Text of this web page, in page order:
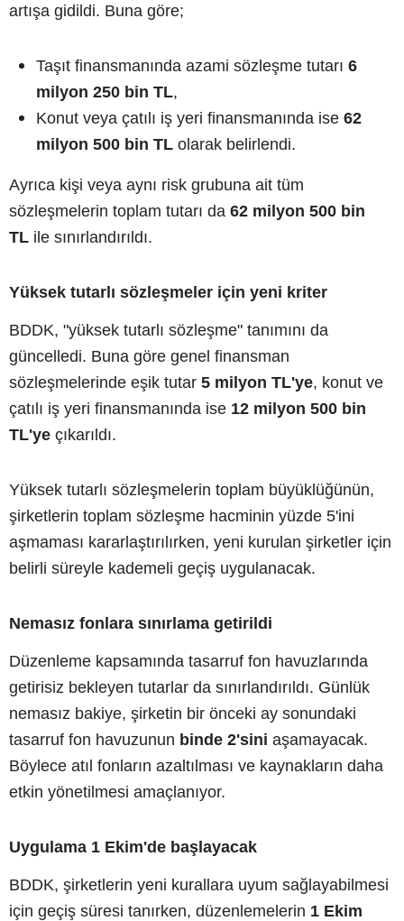
artışa gidildi. Buna göre;
Taşıt finansmanında azami sözleşme tutarı 6
milyon 250 bin TL,
Konut veya çatılı iş yeri finansmanında ise 62
milyon 500 bin TL olarak belirlendi.
Ayrıca kişi veya aynı risk grubuna ait tüm
sözleşmelerin toplam tutarı da 62 milyon 500 bin
TL ile sınırlandırıldı.
Yüksek tutarlı sözleşmeler için yeni kriter
BDDK, "yüksek tutarlı sözleşme" tanımını da
güncelledi. Buna göre genel finansman
sözleşmelerinde eşik tutar 5 milyon TL'ye, konut ve
çatılı iş yeri finansmanında ise 12 milyon 500 bin
TL'ye çıkarıldı.
Yüksek tutarlı sözleşmelerin toplam büyüklüğünün,
şirketlerin toplam sözleşme hacminin yüzde 5'ini
aşmaması kararlaştırılırken, yeni kurulan şirketler için
belirli süreyle kademeli geçiş uygulanacak.
Nemasız fonlara sınırlama getirildi
Düzenleme kapsamında tasarruf fon havuzlarında
getirisiz bekleyen tutarlar da sınırlandırıldı. Günlük
nemasız bakiye, şirketin bir önceki ay sonundaki
tasarruf fon havuzunun binde 2'sini aşamayacak.
Böylece atıl fonların azaltılması ve kaynakların daha
etkin yönetilmesi amaçlanıyor.
Uygulama 1 Ekim'de başlayacak
BDDK, şirketlerin yeni kurallara uyum sağlayabilmesi
için geçiş süresi tanırken, düzenlemelerin 1 Ekim